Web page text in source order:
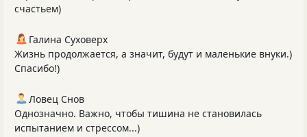
счастьем)
Галина Суховерх
Жизнь продолжается, а значит, будут и маленькие внуки.)
Спасибо!)
Ловец Снов
Однозначно. Важно, чтобы тишина не становилась
испытанием и стрессом...)